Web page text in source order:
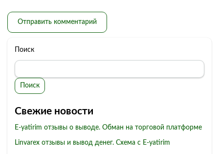
Поиск
Поиск
Свежие новости
E-yatirim отзывы о выводе. Обман на торговой платформе
Linvarex отзывы и вывод денег. Схема с E-yatirim